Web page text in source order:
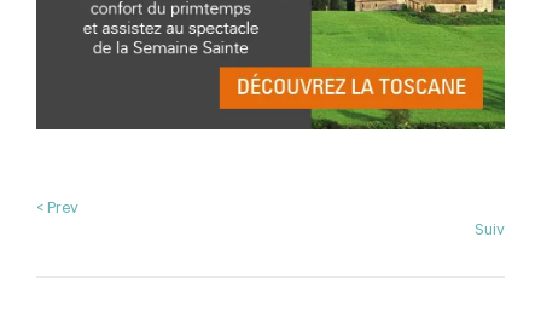
< Prev
Suiv